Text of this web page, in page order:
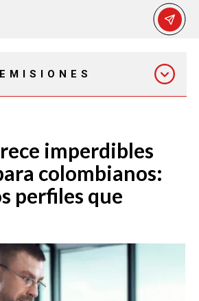
EMISIONES
EMISIÓN 7:00 PM
imperdibles
colombianos:
perfiles que